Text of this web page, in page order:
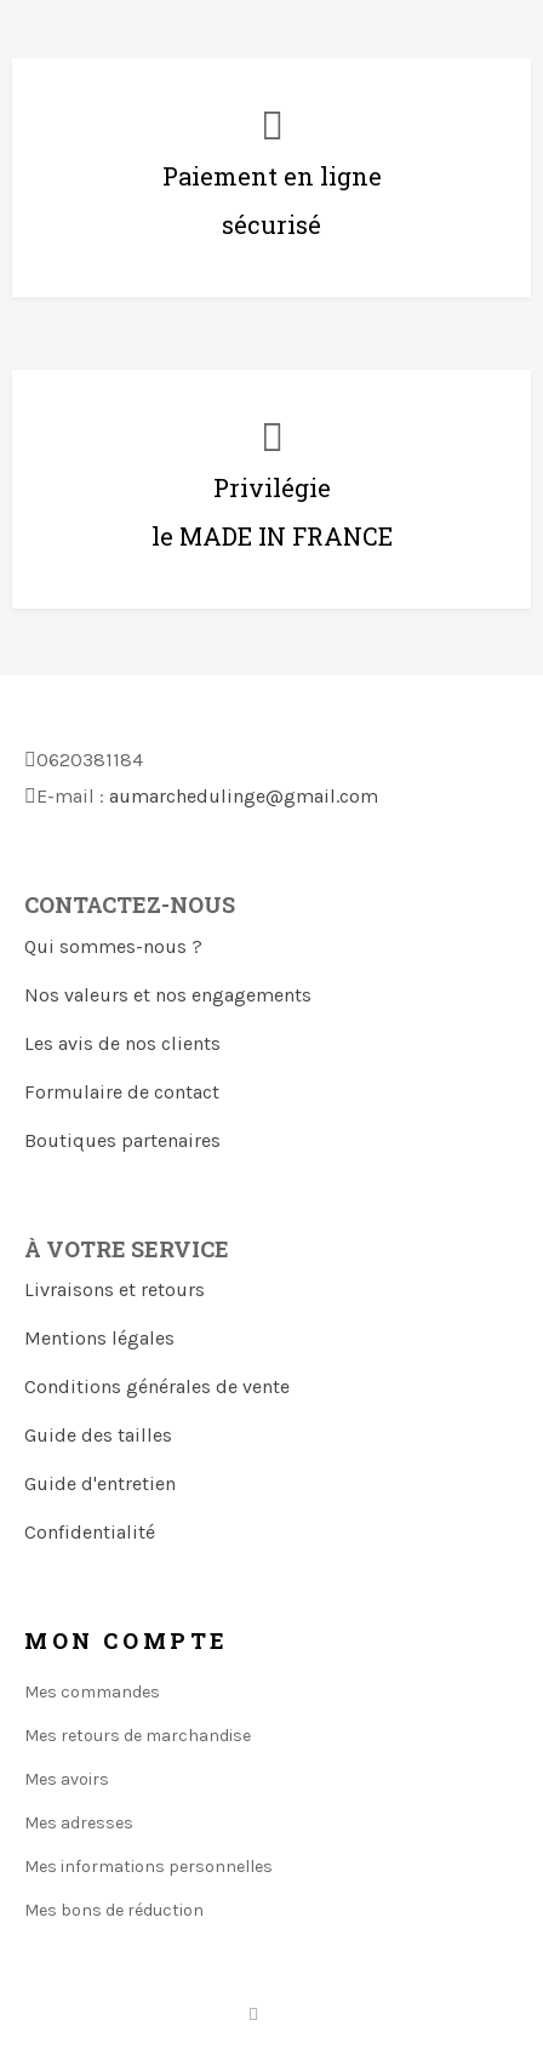
Paiement en ligne
sécurisé
Privilégie
le MADE IN FRANCE
0620381184
E-mail : aumarchedulinge@gmail.com
CONTACTEZ-NOUS
Qui sommes-nous ?
Nos valeurs et nos engagements
Les avis de nos clients
Formulaire de contact
Boutiques partenaires
À VOTRE SERVICE
Livraisons et retours
Mentions légales
Conditions générales de vente
Guide des tailles
Guide d'entretien
Confidentialité
MON COMPTE
Mes commandes
Mes retours de marchandise
Mes avoirs
Mes adresses
Mes informations personnelles
Mes bons de réduction